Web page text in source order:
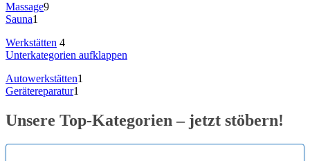
Massage9
Sauna1
Werkstätten 4
Unterkategorien aufklappen
Autowerkstätten1
Gerätereparatur1
Unsere Top-Kategorien – jetzt stöbern!